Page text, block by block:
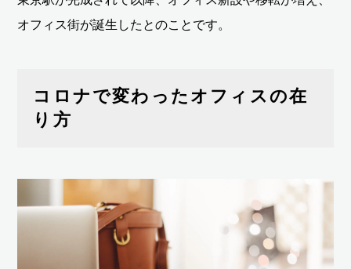
オフィス街が誕生したとのことです。
コロナで変わったオフィスの在
り方